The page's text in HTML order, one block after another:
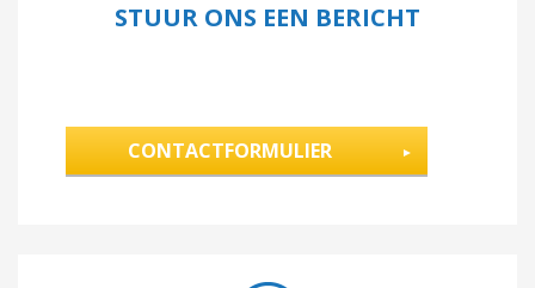
STUUR ONS EEN BERICHT
CONTACTFORMULIER